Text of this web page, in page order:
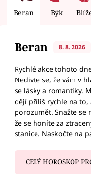
Beran Býk
Beran 8. 8. 2026
Rychlé akce tohoto
Nedivte se, že vám v
se lásky a romantiky.
dějí příliš rychle na to,
porozumět. Snažte se
že se honíte za
stanice. Naskočte na
CELÝ HOROSKOP